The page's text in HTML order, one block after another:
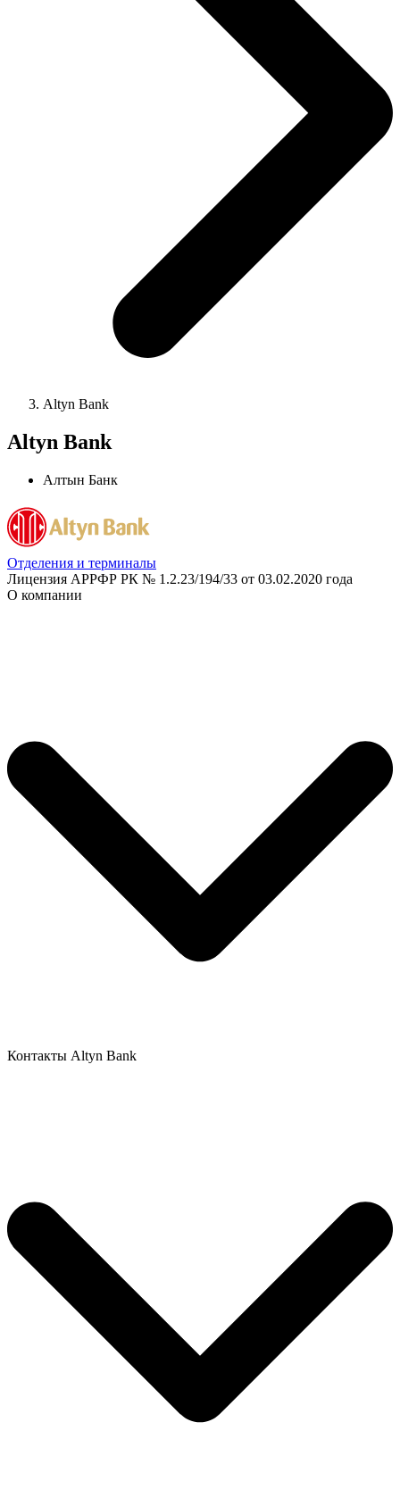
Altyn Bank
Altyn Bank
Алтын Банк
Отделения и терминалы
Лицензия АРРФР РК № 1.2.23/194/33 от 03.02.2020 года
О компании
Контакты Altyn Bank